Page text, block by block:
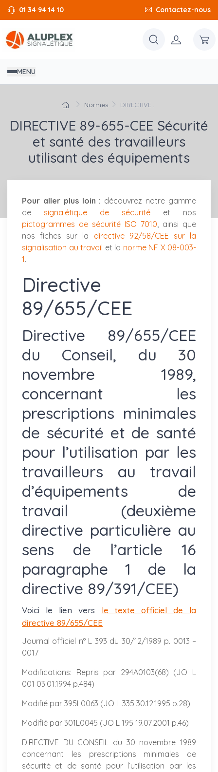
01 34 94 14 10 Contactez-nous
MENU
Normes DIRECTIVE...
DIRECTIVE 89-655-CEE Sécurité
et santé des travailleurs
utilisant des équipements
Pour aller plus loin : découvrez notre gamme
de signalétique de sécurité et nos
pictogrammes de sécurité ISO 7010, ainsi que
nos fiches sur la directive 92/58/CEE sur la
signalisation au travail et la norme NF X 08-003-
1.
Directive
89/655/CEE
Directive 89/655/CEE
du Conseil, du 30
novembre 1989,
concernant les
prescriptions minimales
de sécurité et de santé
pour l’utilisation par les
travailleurs au travail
d’équipements de
travail (deuxième
directive particulière au
sens de l’article 16
paragraphe 1 de la
directive 89/391/CEE)
Voici le lien vers
le texte officiel de la
directive 89/655/CEE
Journal officiel n° L 393 du 30/12/1989 p. 0013 –
0017
Modifications: Repris par 294A0103(68) (JO L
001 03.01.1994 p.484)
Modifié par 395L0063 (JO L 335 30.12.1995 p.28)
Modifié par 301L0045 (JO L 195 19.07.2001 p.46)
DIRECTIVE DU CONSEIL du 30 novembre 1989
concernant les prescriptions minimales de
sécurité et de santé pour l’utilisation par les